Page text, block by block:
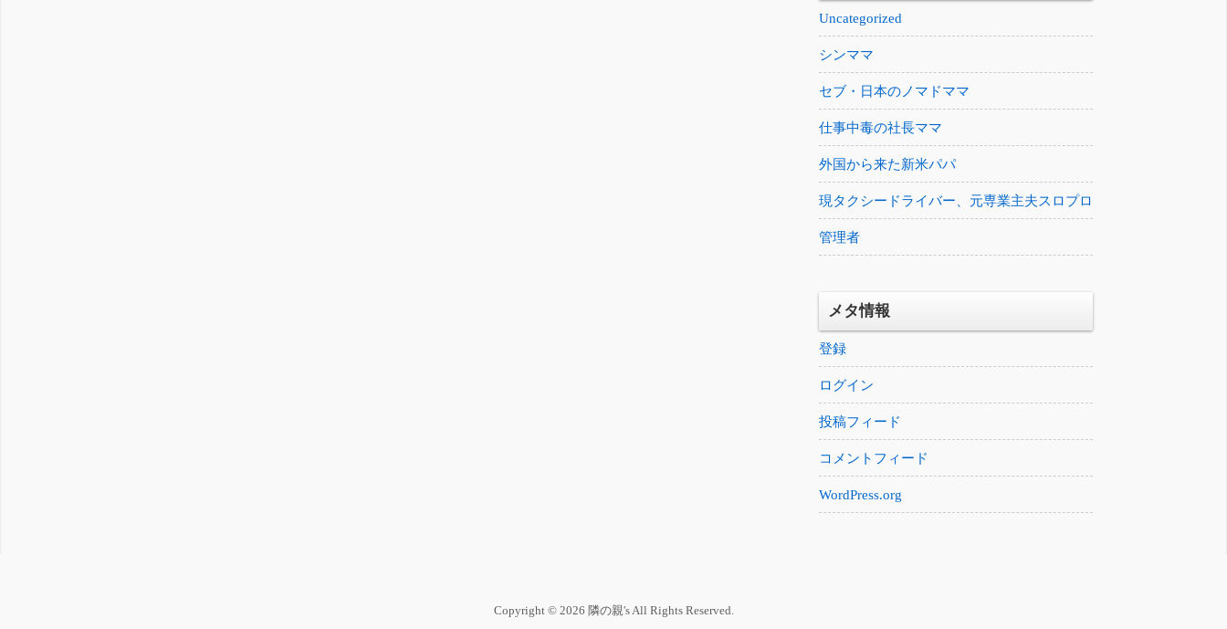
Uncategorized
シンママ
セブ・日本のノマドママ
仕事中毒の社長ママ
外国から来た新米パパ
現タクシードライバー、元専業主夫スロプロ
管理者
メタ情報
登録
ログイン
投稿フィード
コメントフィード
WordPress.org
Copyright © 2026 隣の親's All Rights Reserved.